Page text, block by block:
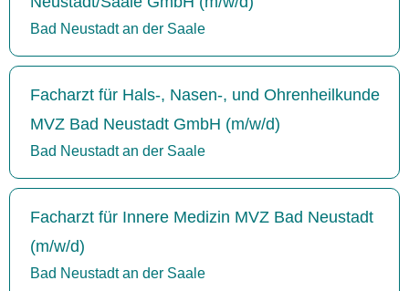
Bad Neustadt an der Saale
Facharzt für Hals-, Nasen-, und Ohrenheilkunde
MVZ Bad Neustadt GmbH (m/w/d)
Bad Neustadt an der Saale
Facharzt für Innere Medizin MVZ Bad Neustadt
(m/w/d)
Bad Neustadt an der Saale